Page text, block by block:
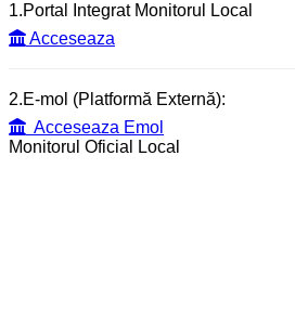
1.Portal Integrat Monitorul Local
Acceseaza
2.E-mol (Platformă Externă):
Acceseaza Emol
Monitorul Oficial Local